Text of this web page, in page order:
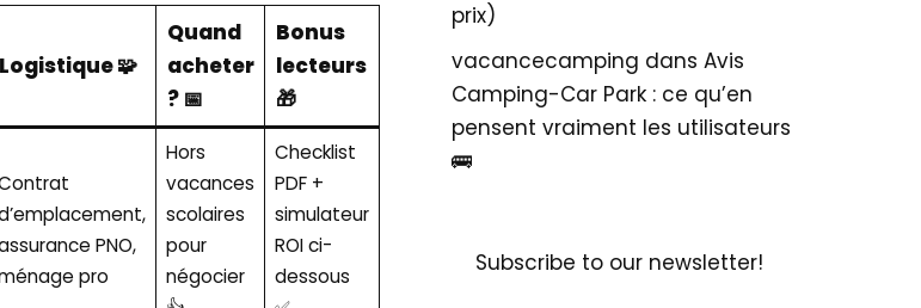
Logistique 🧩
Quand
acheter
? 📅
Bonus
lecteurs
🎁
PNO,
pro
Hors
vacances
scolaires
pour
négocier
Checklist
PDF +
simulateur
ROI ci-
dessous
prix)
vacancecamping dans Avis
Camping-Car Park : ce qu’en
pensent vraiment les utilisateurs
🚌
Subscribe to our newsletter!